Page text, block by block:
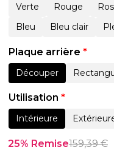
Verte
Rouge
Bleu
Bleu clair
Plaque arrière *
Découper
Utilisation *
Intérieure
25% Remise159,39€